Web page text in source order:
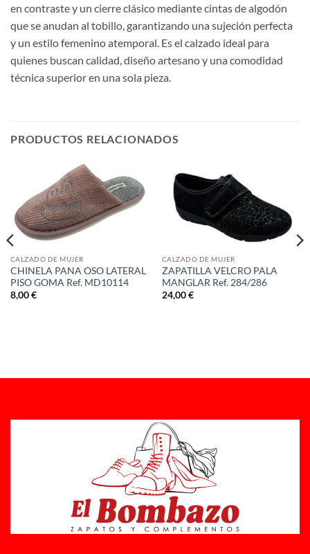
en contraste y un cierre clásico mediante cintas de algodón
que se anudan al tobillo, garantizando una sujeción perfecta
y un estilo femenino atemporal. Es el calzado ideal para
quienes buscan calidad, diseño artesano y una comodidad
técnica superior en una sola pieza.
PRODUCTOS RELACIONADOS
CALZADO DE MUJER
CHINELA PANA OSO LATERAL
PISO GOMA Ref. MD10114
8,00€
CALZADO DE MUJER
ZAPATILLA VELCRO PALA
MANGLAR Ref. 284/286
24,00€